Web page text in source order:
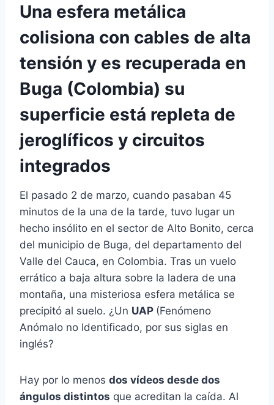
Una esfera metálica
colisiona con cables de alta
tensión y es recuperada en
Buga (Colombia) su
superficie está repleta de
jeroglíficos y circuitos
integrados
El pasado 2 de marzo, cuando pasaban 45
minutos de la una de la tarde, tuvo lugar un
hecho insólito en el sector de Alto Bonito, cerca
del municipio de Buga, del departamento del
Valle del Cauca, en Colombia. Tras un vuelo
errático a baja altura sobre la ladera de una
montaña, una misteriosa esfera metálica se
precipitó al suelo. ¿Un UAP (Fenómeno
Anómalo no Identificado, por sus siglas en
inglés?
Hay por lo menos dos vídeos desde dos
ángulos distintos que acreditan la caída. Al